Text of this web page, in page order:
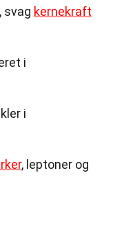
svag kernekraft
i
i
, leptoner og